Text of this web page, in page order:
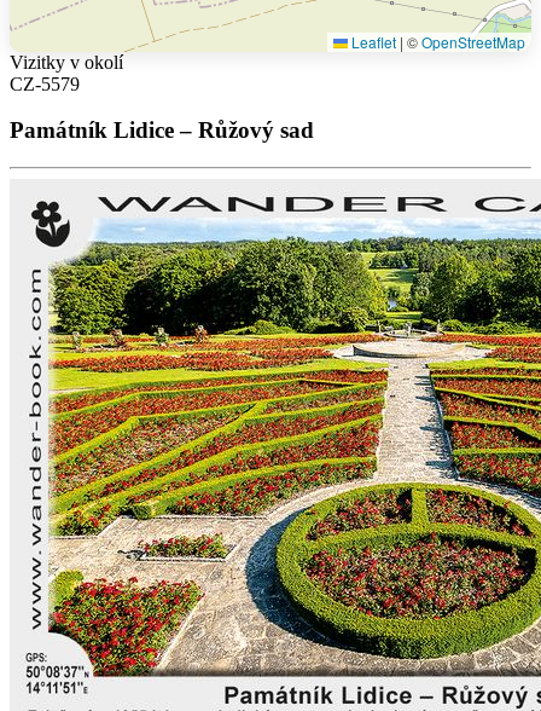
Leaflet | ©OpenStreetMap
Vizitky v okolí
CZ-5579
Památník Lidice – Růžový sad